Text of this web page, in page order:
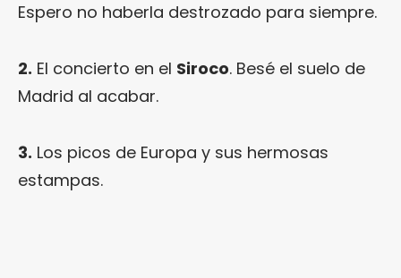
Espero no haberla destrozado para siempre.
2. El concierto en el Siroco. Besé el suelo de
Madrid al acabar.
3. Los picos de Europa y sus hermosas
estampas.